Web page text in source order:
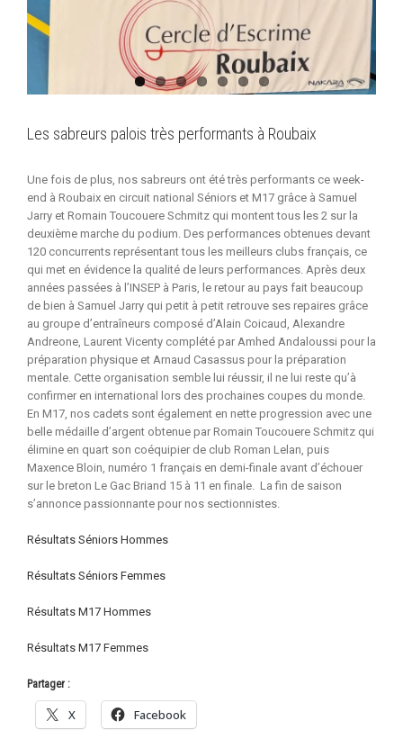
Les sabreurs palois très performants à Roubaix
Une fois de plus, nos sabreurs ont été très performants ce week-
end à Roubaix en circuit national Séniors et M17 grâce à Samuel
Jarry et Romain Toucouere Schmitz qui montent tous les 2 sur la
deuxième marche du podium. Des performances obtenues devant
120 concurrents représentant tous les meilleurs clubs français, ce
qui met en évidence la qualité de leurs performances. Après deux
années passées à l’INSEP à Paris, le retour au pays fait beaucoup
de bien à Samuel Jarry qui petit à petit retrouve ses repaires grâce
au groupe d’entraîneurs composé d’Alain Coicaud, Alexandre
Andreone, Laurent Vicenty complété par Amhed Andaloussi pour la
préparation physique et Arnaud Casassus pour la préparation
mentale. Cette organisation semble lui réussir, il ne lui reste qu’à
confirmer en international lors des prochaines coupes du monde.
En M17, nos cadets sont également en nette progression avec une
belle médaille d’argent obtenue par Romain Toucouere Schmitz qui
élimine en quart son coéquipier de club Roman Lelan, puis
Maxence Bloin, numéro 1 français en demi-finale avant d’échouer
sur le breton Le Gac Briand 15 à 11 en finale. La fin de saison
s’annonce passionnante pour nos sectionnistes.
Résultats Séniors Hommes
Résultats Séniors Femmes
Résultats M17 Hommes
Résultats M17 Femmes
Partager :
X Facebook